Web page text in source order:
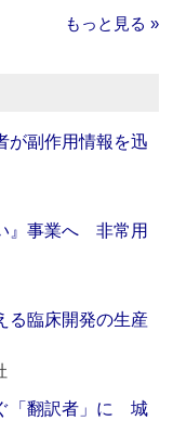
もっと見る »
が副作用情報を迅
』事業へ 非常用
る臨床開発の生産
「翻訳者」に 城